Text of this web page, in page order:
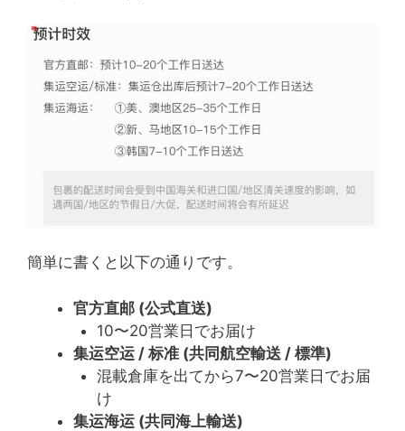
簡単に書くと以下の通りです。
官方直邮 (公式直送)
10〜20営業日でお届け
集运空运 / 标准 (共同航空輸送 / 標準)
混載倉庫を出てから7〜20営業日でお届
け
集运海运 (共同海上輸送)